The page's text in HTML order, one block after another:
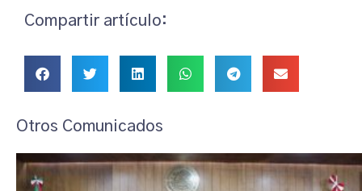
Compartir artículo:
Otros Comunicados